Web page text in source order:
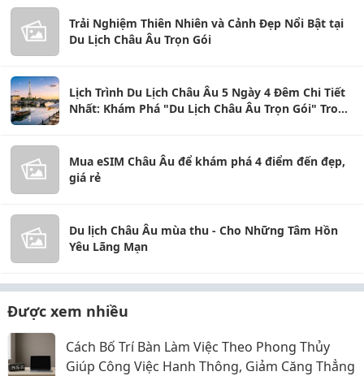
Trải Nghiệm Thiên Nhiên và Cảnh Đẹp Nổi Bật tại
Du Lịch Châu Âu Trọn Gói
Lịch Trình Du Lịch Châu Âu 5 Ngày 4 Đêm Chi Tiết
Nhất: Khám Phá "Du Lịch Châu Âu Trọn Gói" Trong
Mua eSIM Châu Âu để khám phá 4 điểm đến đẹp,
giá rẻ
Du lịch Châu Âu mùa thu - Cho Những Tâm Hồn
Yêu Lãng Mạn
Được xem nhiều
Cách Bố Trí Bàn Làm Việc Theo Phong Thủy
Giúp Công Việc Hanh Thông, Giảm Căng Thẳng